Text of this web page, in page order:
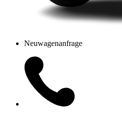
Neuwagenanfrage